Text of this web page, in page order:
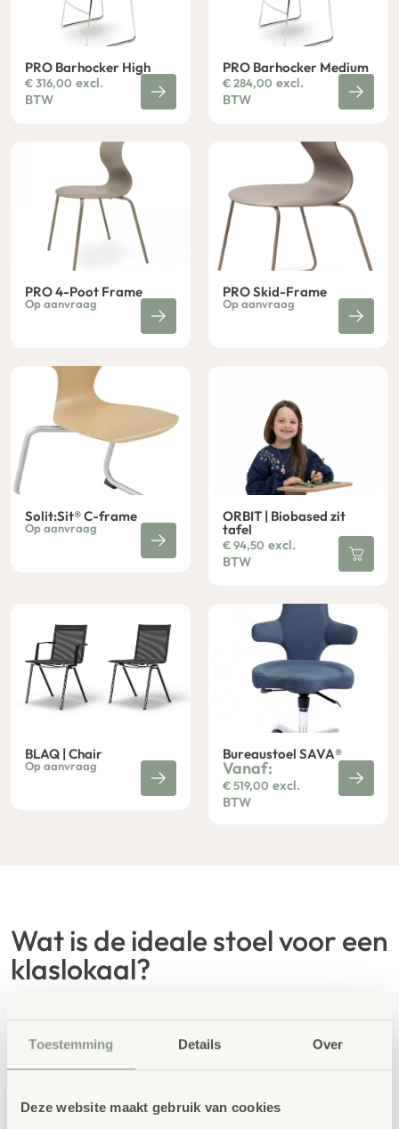
Toestemming Details Over
Deze website maakt gebruik van cookies
PRO Barhocker High
€316,00 excl.
BTW
PRO Barhocker Medium
€284,00 excl.
BTW
PRO 4-Poot Frame
Op aanvraag
PRO Skid-Frame
Op aanvraag
Solit:Sit® C-frame
Op aanvraag
ORBIT | Biobased zit
tafel
€94,50 excl.
BTW
BLAQ | Chair
Op aanvraag
Bureaustoel SAVA®
Vanaf:
€519,00 excl.
BTW
Wat is de ideale stoel voor een
klaslokaal?
stimuleren actief zitten, bieden de juiste
ondersteuning en maken verandering van
voorkomen. Een ergonomische schoolstoel voor het